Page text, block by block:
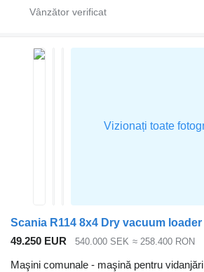
Scania R114 8x4 Dry vacuum loader
49.250 EUR
540.000 SEK ≈ 258.400 RON
Maşini comunale - maşină pentru vidanjări